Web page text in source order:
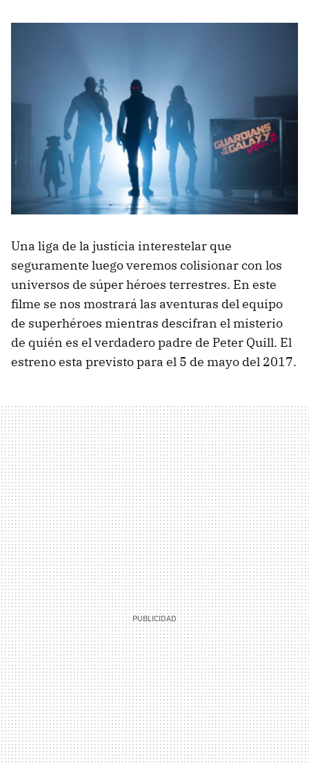
Una liga de la justicia interestelar que
seguramente luego veremos colisionar con los
universos de súper héroes terrestres. En este
filme se nos mostrará las aventuras del equipo
de superhéroes mientras descifran el misterio
de quién es el verdadero padre de Peter Quill. El
estreno esta previsto para el 5 de mayo del 2017.